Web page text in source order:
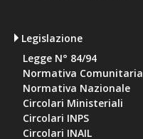
Legislazione
Legge N° 84/94
Normativa Comunitaria
Normativa Nazionale
Circolari Ministeriali
Circolari INPS
Circolari INAIL